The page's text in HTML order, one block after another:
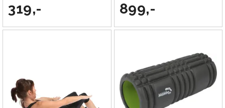
319,- 899,-